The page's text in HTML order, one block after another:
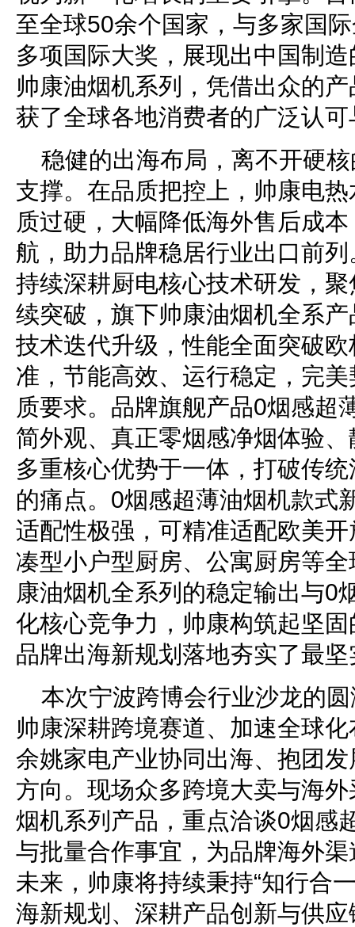
至全球50余个国家，与多家国
多项国际大奖，展现出中国制
帅康油烟机系列，凭借出众的
获了全球各地消费者的广泛认
稳健的出海布局，离不开硬
支撑。在品质把控上，帅康电
质过硬，大幅降低海外售后成
航，助力品牌稳居行业出口前
持续深耕厨电核心技术研发，
续突破，旗下帅康油烟机全系
技术迭代升级，性能全面突破
准，节能高效、运行稳定，完
质要求。品牌旗舰产品0烟感超
简外观、真正零烟感净烟体验
多重核心优势于一体，打破传
的痛点。0烟感超薄油烟机款式
适配性极强，可精准适配欧美
凑型小户型厨房、公寓厨房等
康油烟机全系列的稳定输出与0
化核心竞争力，帅康构筑起坚
品牌出海新规划落地夯实了最
本次宁波跨博会行业沙龙的
帅康深耕跨境赛道、加速全球
余姚家电产业协同出海、抱团
方向。现场众多跨境大卖与海
烟机系列产品，重点洽谈0烟感
与批量合作事宜，为品牌海外
未来，帅康将持续秉持“知行合
海新规划、深耕产品创新与供